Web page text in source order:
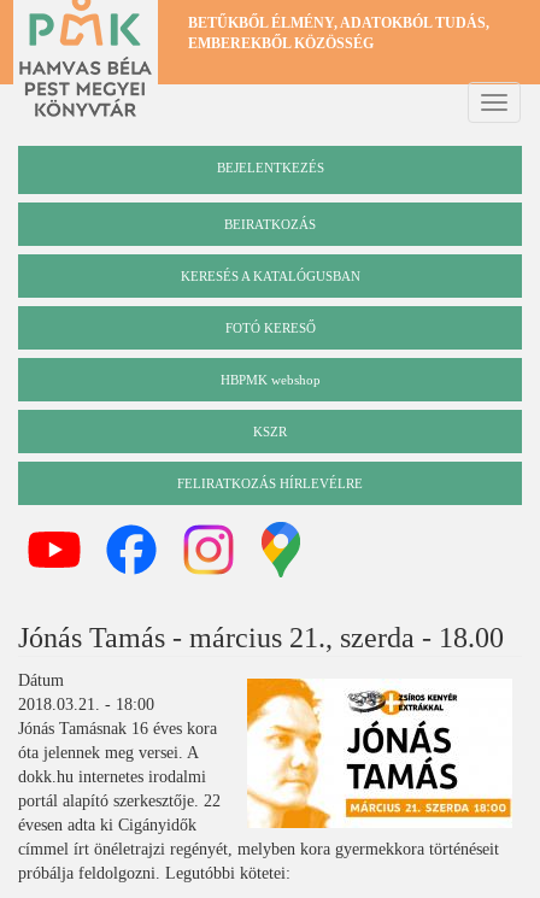
Ugrás
tartalomra
BETŰKBŐL ÉLMÉNY, ADATOKBÓL TUDÁS,
EMBEREKBŐL KÖZÖSSÉG
Toggle
BEJELENTKEZÉS
BEIRATKOZÁS
Katalógus
KERESÉS A KATALÓGUSBAN
FOTÓ KERESŐ
HBPMK webshop
KSZR
FELIRATKOZÁS HÍRLEVÉLRE
Jónás Tamás - március 21., szerda - 18.00
Dátum
2018.03.21. - 18:00
Jónás Tamásnak 16 éves kora
óta jelennek meg versei. A
dokk.hu internetes irodalmi
portál alapító szerkesztője. 22
évesen adta ki Cigányidők
címmel írt önéletrajzi regényét, melyben kora gyermekkora történéseit
próbálja feldolgozni. Legutóbbi kötetei: